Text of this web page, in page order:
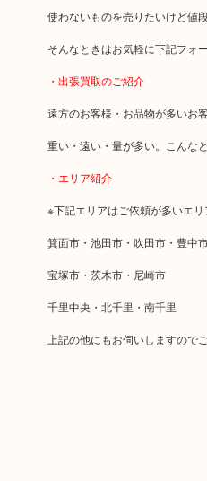
使わないものを売りたいけど値
そんなときはお気軽に下記フォ
・出張買取のご紹介
遠方のお客様・お品物が多いお
重い・遠い・量が多い。こんな
・エリア紹介
※下記エリアはご依頼が多いエリ
箕面市・池田市・吹田市・豊中
宝塚市・茨木市・尼崎市
千里中央・北千里・南千里
上記の他にもお伺いしますので